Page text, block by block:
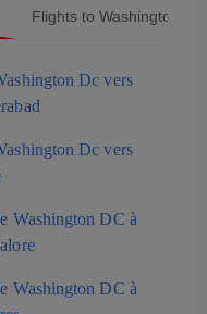
Flights to Washington DC
Dc vers
Dc vers
Washington DC à
Washington DC à